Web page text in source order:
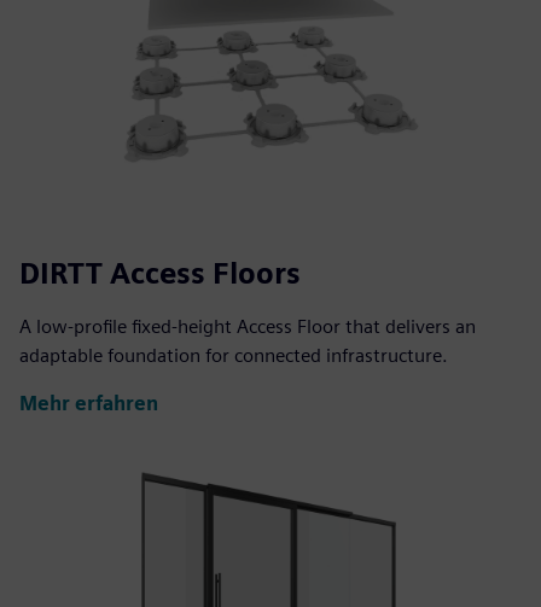
DIRTT Access Floors
A low-profile fixed-height Access Floor that delivers an
adaptable foundation for connected infrastructure.
Mehr erfahren